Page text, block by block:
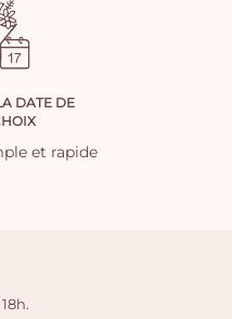
DATE DE
et rapide